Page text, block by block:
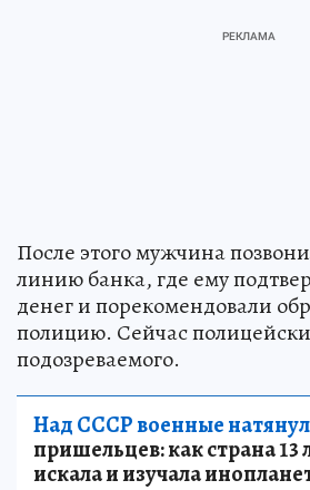
После этого мужчина
линию банка, где ему
денег и порекомендовали
полицию. Сейчас
подозреваемого.
Над СССР военные
пришельцев: как страна 13
искала и изучала